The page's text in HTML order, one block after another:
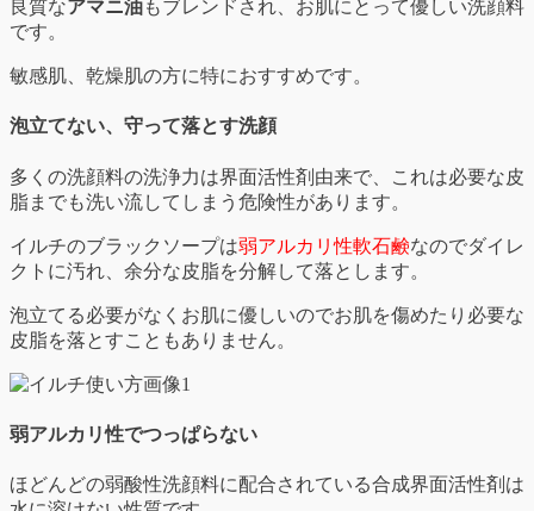
良質なアマニ油もブレンドされ、お肌にとって優しい洗顔料
です。
敏感肌、乾燥肌の方に特におすすめです。
泡立てない、守って落とす洗顔
多くの洗顔料の洗浄力は界面活性剤由来で、これは必要な皮
脂までも洗い流してしまう危険性があります。
イルチのブラックソープは弱アルカリ性軟石鹸なのでダイレ
クトに汚れ、余分な皮脂を分解して落とします。
泡立てる必要がなくお肌に優しいのでお肌を傷めたり必要な
皮脂を落とすこともありません。
弱アルカリ性でつっぱらない
ほどんどの弱酸性洗顔料に配合されている合成界面活性剤は